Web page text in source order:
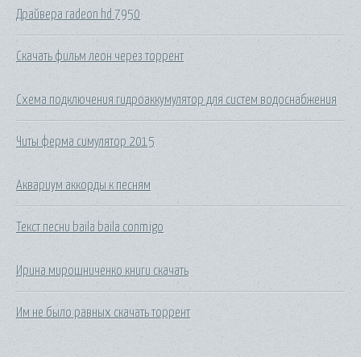
Драйвера radeon hd 7950
Скачать фильм леон через торрент
Схема подключения гидроаккумулятор для систем водоснабжения
Читы ферма симулятор 2015
Аквариум аккорды к песням
Текст песни baila baila conmigo
Ирина мирошниченко книги скачать
Им не было равных скачать торрент